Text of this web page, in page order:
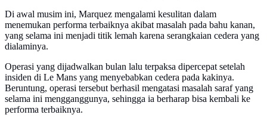
Di awal musim ini, Marquez mengalami kesulitan dalam
menemukan performa terbaiknya akibat masalah pada bahu kanan,
yang selama ini menjadi titik lemah karena serangkaian cedera yang
dialaminya.
Operasi yang dijadwalkan bulan lalu terpaksa dipercepat setelah
insiden di Le Mans yang menyebabkan cedera pada kakinya.
Beruntung, operasi tersebut berhasil mengatasi masalah saraf yang
selama ini mengganggunya, sehingga ia berharap bisa kembali ke
performa terbaiknya.